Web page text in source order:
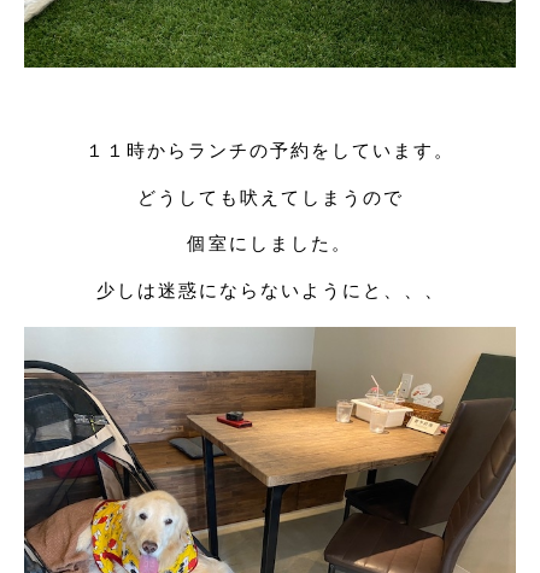
１１時からランチの予約をしています。
どうしても吠えてしまうので
個室にしました。
少しは迷惑にならないようにと、、、